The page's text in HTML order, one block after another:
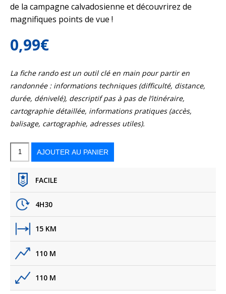
de la campagne calvadosienne et découvrirez de
magnifiques points de vue !
0,99€
La fiche rando est un outil clé en main pour partir en
randonnée : informations techniques (difficulté, distance,
durée, dénivelé), descriptif pas à pas de l’itinéraire,
cartographie détaillée, informations pratiques (accès,
balisage, cartographie, adresses utiles).
quantité
Plage
AJOUTER AU PANIER
FACILE
4H30
15 KM
110 M
110 M